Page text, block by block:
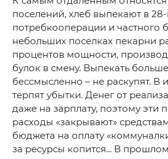
поселений, хлеб выпекают в
потребкооперации и частного
небольших поселках пекарни
процентов мощности,
булок в смену. Выпекать
бессмысленно – не раскупят. В
терпят убытки. Денег от
даже на зарплату, поэтому эти
расходы «закрывают»
бюджета на оплату
за ресурсы копится... В